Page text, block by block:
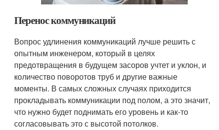
Перенос коммуникаций
Вопрос удлинения коммуникаций лучше решить с
опытным инженером, который в целях
предотвращения в будущем засоров учтет и уклон, и
количество поворотов труб и другие важные
моменты. В самых сложных случаях приходится
прокладывать коммуникации под полом, а это значит,
что нужно будет поднимать его уровень и как-то
согласовывать это с высотой потолков.